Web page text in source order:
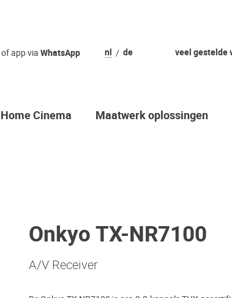
veel gestelde
nl de
of app via WhatsApp
Home Cinema Maatwerk oplossingen
Onkyo TX-NR7100
A/V Receiver